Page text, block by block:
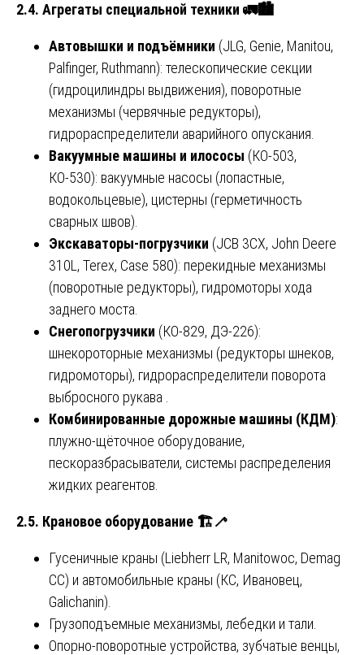
2.4. Агрегаты специальной техники 🚛🏙
Автовышки и подъёмники (JLG, Genie, Manitou,
Palfinger, Ruthmann): телескопические секции
(гидроцилиндры выдвижения), поворотные
механизмы (червячные редукторы),
гидрораспределители аварийного опускания.
Вакуумные машины и илососы (КО-503,
КО-530): вакуумные насосы (лопастные,
водокольцевые), цистерны (герметичность
сварных швов).
Экскаваторы-погрузчики (JCB 3CX, John Deere
310L, Terex, Case 580): перекидные механизмы
(поворотные редукторы), гидромоторы хода
заднего моста.
Снегопогрузчики (КО-829, ДЭ-226):
шнекороторные механизмы (редукторы шнеков,
гидромоторы), гидрораспределители поворота
выбросного рукава .
Комбинированные дорожные машины (КДМ):
плужно-щёточное оборудование,
пескоразбрасыватели, системы распределения
жидких реагентов.
2.5. Крановое оборудование 🏗🦯
Гусеничные краны (Liebherr LR, Manitowoc, Demag
CC) и автомобильные краны (КС, Ивановец,
Galichanin).
Грузоподъемные механизмы, лебедки и тали.
Опорно-поворотные устройства, зубчатые венцы,